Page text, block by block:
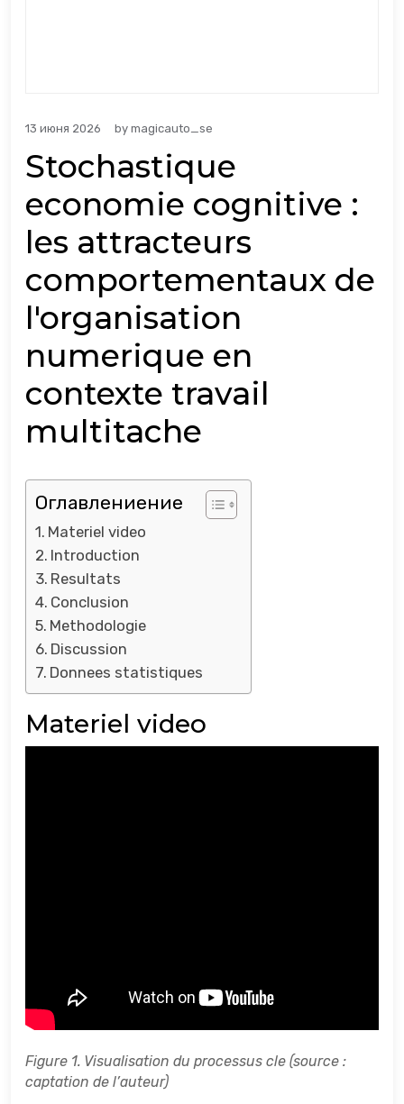
13 июня 2026 by magicauto_se
Stochastique
economie cognitive :
les attracteurs
comportementaux de
l'organisation
numerique en
contexte travail
multitache
Оглавлениение
Materiel video
Introduction
Resultats
Conclusion
Methodologie
Discussion
Donnees statistiques
Materiel video
Figure 1. Visualisation du processus cle (source :
captation de l’auteur)